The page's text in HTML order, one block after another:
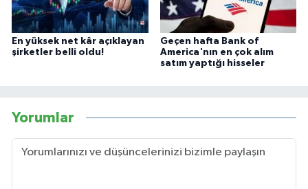
En yüksek net kâr açıklayan
şirketler belli oldu!
Geçen hafta Bank of
America'nın en çok alım
satım yaptığı hisseler
Yorumlar